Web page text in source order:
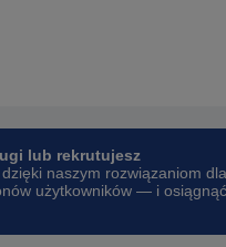
lub rekrutujesz
naszym rozwiązaniom dla
użytkowników — i osiągnąć